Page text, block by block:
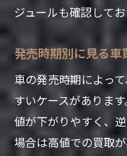
ジュールも確認してお
発売時期別に見る車
車の発売時期によっ
すいケースがありま
値が下がりやすく、
場合は高値での買取